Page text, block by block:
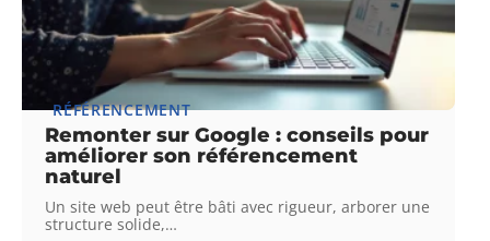
RÉFÉRENCEMENT
Remonter sur Google : conseils pour
améliorer son référencement
naturel
Un site web peut être bâti avec rigueur, arborer une
structure solide,…